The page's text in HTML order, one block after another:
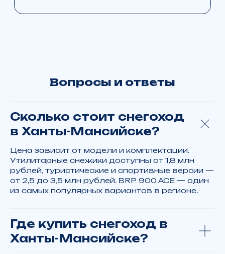
Сколько стоит снегоход
в Ханты-Мансийске?
Цена зависит от модели и комплектации.
Утилитарные снежики доступны от 1,8 млн
рублей, туристические и спортивные версии —
от 2,5 до 3,5 млн рублей. BRP 900 ACE — один
из самых популярных вариантов в регионе.
Где купить снегоход в
Ханты-Мансийске?
+7 902 816 16 50
вопросы по доставке?
Свяжитесь с нами
Отдел запчастей:
+7 902 816 16 50